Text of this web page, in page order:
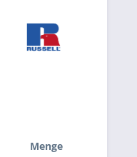
Menge